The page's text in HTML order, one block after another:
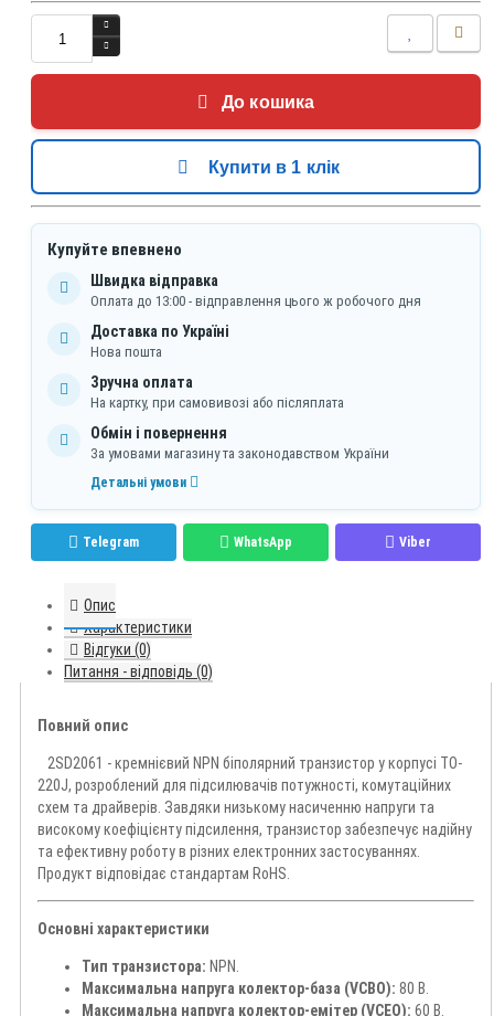
До кошика
Купити в 1 клік
Купуйте впевнено
Швидка відправка
Оплата до 13:00 - відправлення цього ж робочого дня
Доставка по Україні
Нова пошта
Зручна оплата
На картку, при самовивозі або післяплата
Обмін і повернення
За умовами магазину та законодавством України
Детальні умови
Telegram WhatsApp Viber
Опис
Характеристики
Відгуки (0)
Питання - відповідь (0)
Повний опис
2SD2061 - кремнієвий NPN біполярний транзистор у корпусі TO-
220J, розроблений для підсилювачів потужності, комутаційних
схем та драйверів. Завдяки низькому насиченню напруги та
високому коефіцієнту підсилення, транзистор забезпечує надійну
та ефективну роботу в різних електронних застосуваннях.
Продукт відповідає стандартам RoHS.
Основні характеристики
Тип транзистора: NPN.
Максимальна напруга колектор-база (VCBO): 80 В.
Максимальна напруга колектор-емітер (VCEO): 60 В.